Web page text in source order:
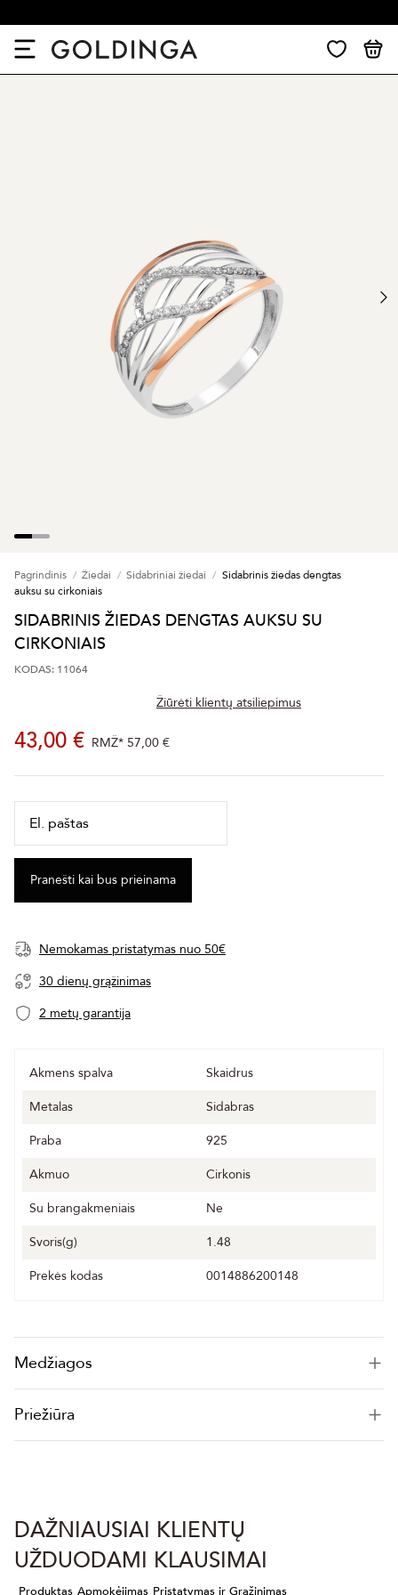
Pagrindinis Žiedai Sidabriniai žiedai
Sidabrinis žiedas dengtas
auksu su cirkoniais
SIDABRINIS ŽIEDAS DENGTAS AUKSU SU
CIRKONIAIS
KODAS: 11064
Žiūrėti klientų atsiliepimus
43,00 € RMŽ* 57,00 €
Nemokamas pristatymas nuo 50€
30 dienų grąžinimas
2 metų garantija
Akmens spalva
Skaidrus
Metalas
Sidabras
Praba
925
Akmuo
Cirkonis
Su brangakmeniais
Ne
Svoris(g)
1.48
Prekės kodas
0014886200148
Medžiagos
Priežiūra
DAŽNIAUSIAI KLIENTŲ
UŽDUODAMI KLAUSIMAI
Produktas Apmokėjimas Pristatymas ir Grąžinimas